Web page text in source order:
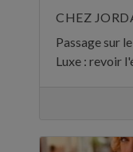
Passage sur
Luxe : revoir